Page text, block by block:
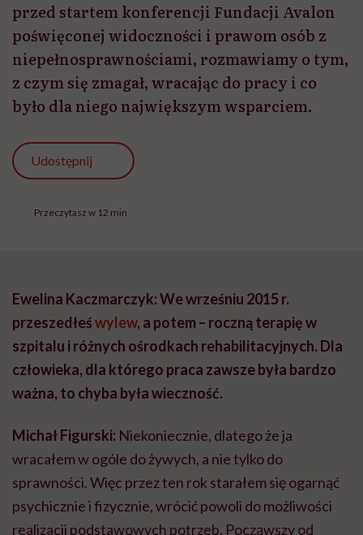
przed startem konferencji Fundacji Avalon
poświęconej widoczności i prawom osób z
niepełnosprawnościami, rozmawiamy o tym,
z czym się zmagał, wracając do pracy i co
było dla niego największym wsparciem.
Udostępnij
Przeczytasz w 12 min
Ewelina Kaczmarczyk: We wrześniu 2015 r.
przeszedłeśwylew, a potem – roczną terapię w
szpitalu i różnych ośrodkach rehabilitacyjnych. Dla
człowieka, dla którego praca zawsze była bardzo
ważna, to chyba była wieczność.
Michał Figurski: Niekoniecznie, dlatego że ja
wracałem w ogóle do żywych, a nie tylko do
sprawności. Więc przez ten rok starałem się ogarnąć
psychicznie i fizycznie, wrócić powoli do możliwości
realizacji podstawowych potrzeb. Począwszy od